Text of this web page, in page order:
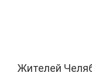
Жителей